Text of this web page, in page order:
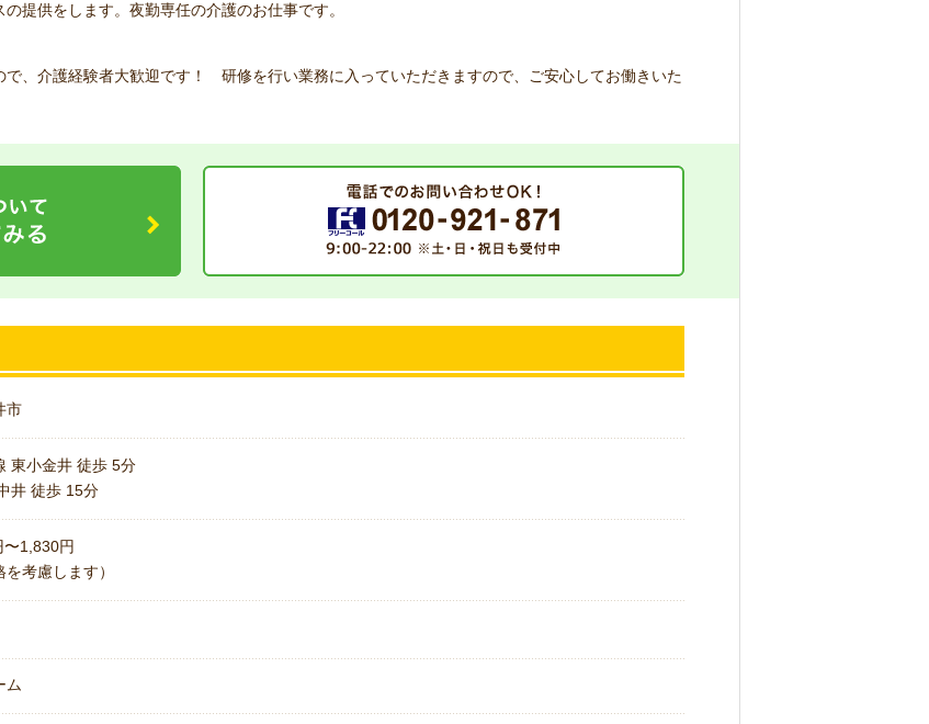
提供をします。夜勤専任の介護のお仕事です。
、介護経験者大歓迎です！ 研修を行い業務に入っていただきますので、ご安心してお働きいた
市
東小金井 徒歩 5分
井 徒歩 15分
1,830円
を考慮します）
ム